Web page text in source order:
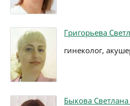
Григорьева
гинеколог,
Быкова